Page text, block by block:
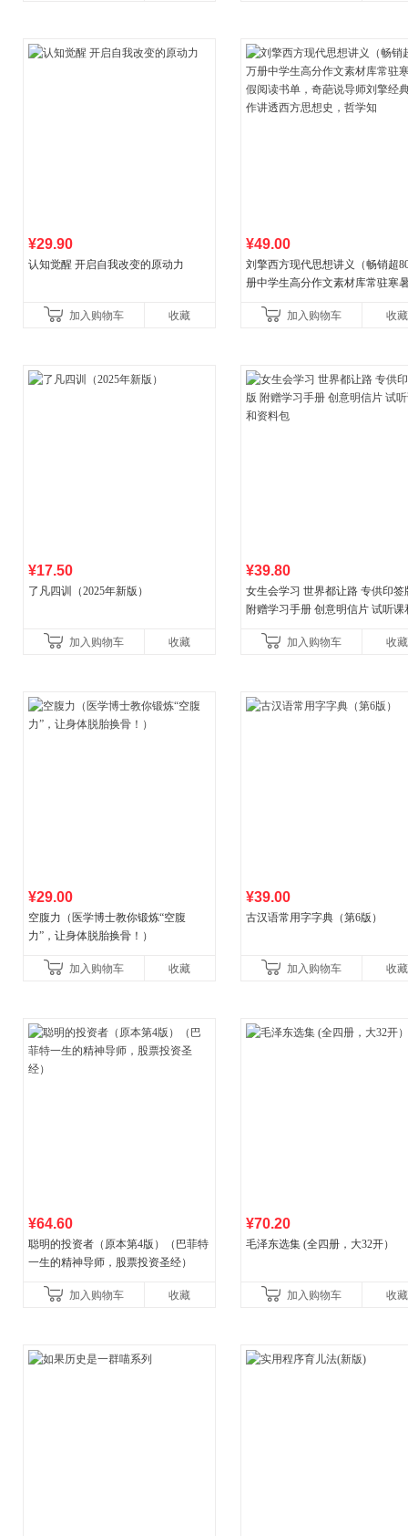
¥29.90
认知觉醒 开启自我改变的原动力
加入购物车 收藏
¥49.00
刘擎西方现代思想讲义（畅销超
册中学生高分作文素材库常驻寒
讲透西方思想史，哲学知
加入购物车 收藏
¥17.50
了凡四训（2025年新版）
加入购物车 收藏
¥39.80
女生会学习 世界都让路 专供印签
附赠学习手册 创意明信片 试听课
加入购物车
收藏
¥29.00
空腹力（医学博士教你锻炼“空腹
力”，让身体脱胎换骨！）
加入购物车 收藏
¥39.00
古汉语常用字字典（第6版）
加入购物车 收藏
¥64.60
聪明的投资者（原本第4版）（巴菲特
一生的精神导师，股票投资圣经）
加入购物车 收藏
¥70.20
毛泽东选集 (全四册，大32开）
加入购物车 收藏